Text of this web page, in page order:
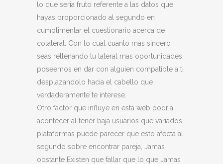
lo que seria fruto referente a las datos que
hayas proporcionado al segundo en
cumplimentar el cuestionario acerca de
colateral. Con lo cual cuanto mas sincero
seas rellenando tu lateral mas oportunidades
poseemos en dar con alguien compatible a ti
desplazandolo hacia el cabello que
verdaderamente te interese.
Otro factor que influye en esta web podria
acontecer al tener baja usuarios que variados
plataformas puede parecer que esto afecta al
segundo sobre encontrar pareja, Jamas
obstante Existen que fallar que lo que Jamas